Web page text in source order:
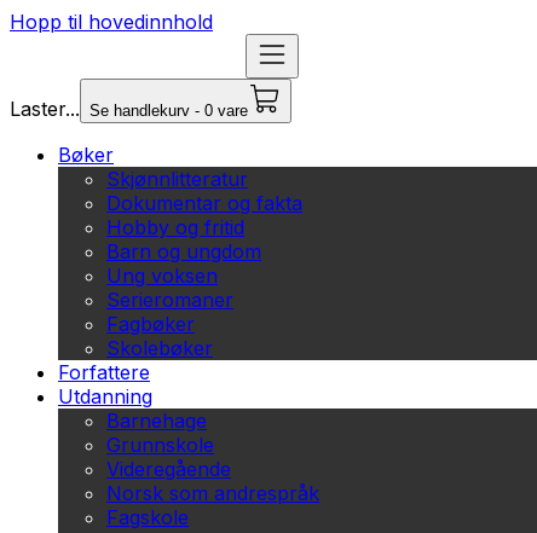
Hopp til hovedinnhold
Laster... Se handlekurv - 0 vare
Bøker
Skjønnlitteratur
Dokumentar og fakta
Hobby og fritid
Barn og ungdom
Ung voksen
Serieromaner
Fagbøker
Skolebøker
Forfattere
Utdanning
Barnehage
Grunnskole
Videregående
Norsk som andrespråk
Fagskole